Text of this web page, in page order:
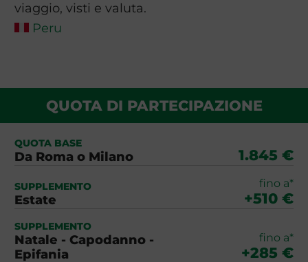
viaggio, visti e valuta.
Peru
QUOTA DI PARTECIPAZIONE
QUOTA BASE
Da Roma o Milano 1.845 €
SUPPLEMENTO
Estate
fino a*
+510 €
SUPPLEMENTO
Natale - Capodanno -
Epifania
fino a*
+285 €